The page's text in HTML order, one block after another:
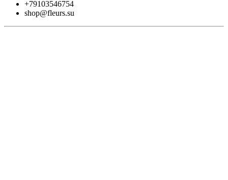
+79103546754
shop@fleurs.su